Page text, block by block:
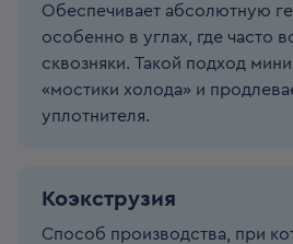
Обеспечивает абсолютную
особенно в углах, где часто
сквозняки. Такой подход
«мостики холода» и
уплотнителя.
Коэкструзия
Способ производства, при